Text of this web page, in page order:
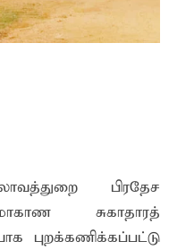
பிரதேச
சுகாதாரத்
புறக்கணிக்கப்பட்டு